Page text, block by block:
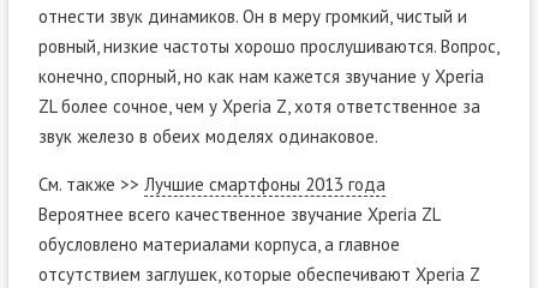
отнести звук динамиков. Он в меру громкий, чистый и
ровный, низкие частоты хорошо прослушиваются. Вопрос,
конечно, спорный, но как нам кажется звучание у Xperia
ZL более сочное, чем у Xperia Z, хотя ответственное за
звук железо в обеих моделях одинаковое.
См. также >> Лучшие смартфоны 2013 года
Вероятнее всего качественное звучание Xperia ZL
обусловлено материалами корпуса, а главное
отсутствием заглушек, которые обеспечивают Xperia Z